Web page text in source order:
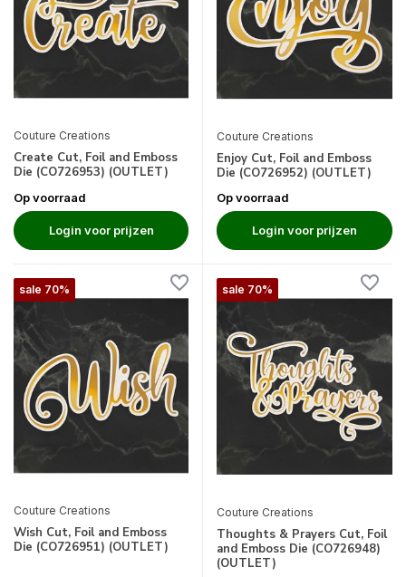
Couture Creations
Create Cut, Foil and Emboss
Die (CO726953) (OUTLET)
Op voorraad
Login voor prijzen
Couture Creations
Enjoy Cut, Foil and Emboss
Die (CO726952) (OUTLET)
Op voorraad
Login voor prijzen
sale 70%
Couture Creations
Wish Cut, Foil and Emboss
Die (CO726951) (OUTLET)
sale 70%
Couture Creations
Thoughts & Prayers Cut, Foil
and Emboss Die (CO726948)
(OUTLET)